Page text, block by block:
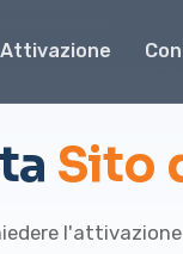
Attivazione
Sito